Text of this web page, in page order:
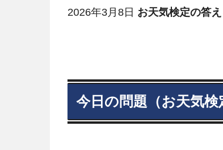
2026年3月8日 お天気検定の答え
今日の問題（お天気検